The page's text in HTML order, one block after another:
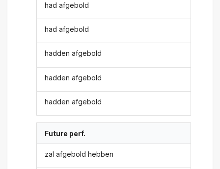
had afgebold
had afgebold
hadden afgebold
hadden afgebold
hadden afgebold
Future perf.
zal afgebold hebben